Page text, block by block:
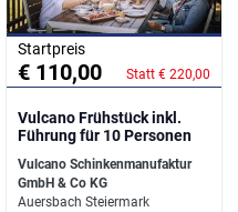
Startpreis
€ 110,00 Statt € 220,00
Vulcano Frühstück inkl.
Führung für 10 Personen
Vulcano Schinkenmanufaktur
GmbH & Co KG
Auersbach Steiermark